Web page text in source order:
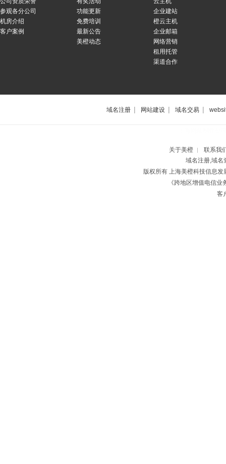
参观各分公司
机房介绍
客户案例
功能更新
免费培训
最新公告
美橙动态
企业建站
橙云主机
企业邮箱
网络营销
租用托管
渠道合作
域名注册 | 网站建设 | 域名交易 |
关于美橙 |
联系我
域名注册,域名
版权所有 上海美橙科技信息
《跨地区增值电信
客